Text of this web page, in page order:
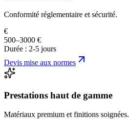
Conformité réglementaire et sécurité.
€
500–3000 €
Durée : 2-5 jours
Devis mise aux normes
Prestations haut de gamme
Matériaux premium et finitions soignées.